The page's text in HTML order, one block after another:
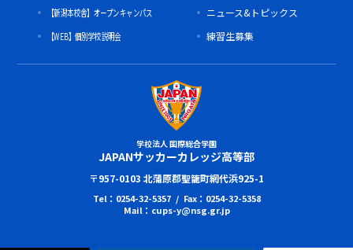
【新潟本校舎】オープンキャンパス
【WEB】個別学校説明会
ニュース&トピックス
練習生募集
学校法人 国際総合学園
JAPANサッカーカレッジ高等部
〒957-0103 北蒲原郡聖籠町網代浜925-1
Tel：0254-32-5357 / Fax：0254-32-5358
Mail：cups-y@nsg.gr.jp